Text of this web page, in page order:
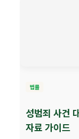
법률
성범죄 사건
자료 가이드